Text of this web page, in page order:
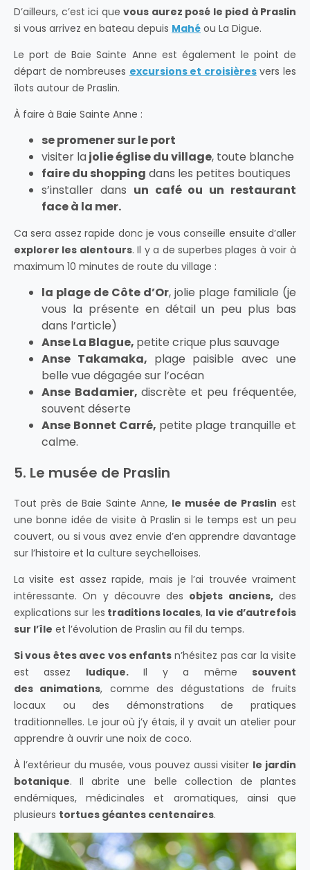
D’ailleurs, c’est ici que vous aurez posé le pied à Praslin
si vous arrivez en bateau depuis Mahé ou La Digue.
Le port de Baie Sainte Anne est également le point de
départ de nombreuses excursions et croisièresvers les
îlots autour de Praslin.
À faire à Baie Sainte Anne :
se promener sur le port
visiter lajolie église du village, toute blanche
faire du shopping dans les petites boutiques
s’installer dans un café ou un restaurant
face à la mer.
Ca sera assez rapide donc je vous conseille ensuite d’aller
explorer les alentours. Il y a de superbes plages à voir à
maximum 10 minutes de route du village :
la plage de Côte d’Or, jolie plage familiale (je
vous la présente en détail un peu plus bas
dans l’article)
Anse La Blague, petite crique plus sauvage
Anse Takamaka, plage paisible avec une
belle vue dégagée sur l’océan
Anse Badamier,discrète et peu fréquentée,
souvent déserte
Anse Bonnet Carré, petite plage tranquille et
calme.
5. Le musée de Praslin
Tout près de Baie Sainte Anne, le musée de Praslin est
une bonne idée de visite à Praslin si le temps est un peu
couvert, ou si vous avez envie d’en apprendre davantage
sur l’histoire et la culture seychelloises.
La visite est assez rapide, mais je l’ai trouvée vraiment
intéressante. On y découvre des objets anciens,des
explications sur les traditions locales, la vie d’autrefois
sur l’île et l’évolution de Praslin au fil du temps.
Si vous êtes avec vos enfants n’hésitez pas car la visite
est assez ludique.Il y a mêmesouvent
des animations, comme des dégustations de fruits
locaux ou des démonstrations de pratiques
traditionnelles. Le jour où j’y étais, il y avait un atelier pour
apprendre à ouvrir une noix de coco.
À l’extérieur du musée, vous pouvez aussi visiter le jardin
botanique. Il abrite une belle collection de plantes
endémiques, médicinales et aromatiques, ainsi que
plusieurs tortues géantes centenaires.